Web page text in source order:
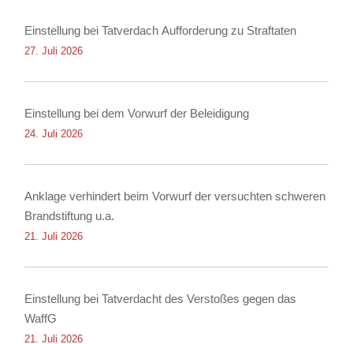
Einstellung bei Tatverdach Aufforderung zu Straftaten
27. Juli 2026
Einstellung bei dem Vorwurf der Beleidigung
24. Juli 2026
Anklage verhindert beim Vorwurf der versuchten schweren
Brandstiftung u.a.
21. Juli 2026
Einstellung bei Tatverdacht des Verstoßes gegen das
WaffG
21. Juli 2026